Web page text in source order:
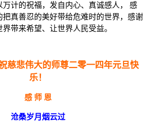
万计的祝福，发自内心、真诚感人， 感
把真善忍的美好带给危难时的世界，感谢
带来希望、让世界人民受益。
慈悲伟大的师尊二零一四年元旦快
乐！
感 师 恩
沧桑岁月烟云过